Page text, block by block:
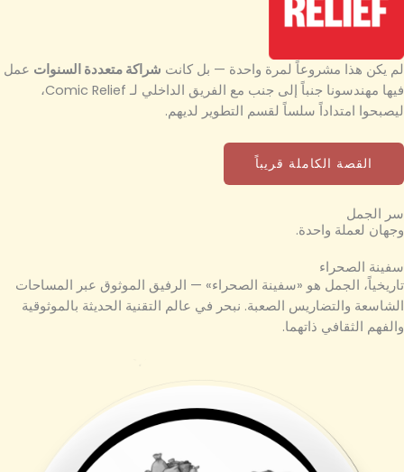
لم يكن هذا مشروعاً لمرة واحدة — بل كانت شراكة متعددة السنوات عمل
فيها مهندسونا جنباً إلى جنب مع الفريق الداخلي لـ Comic Relief،
ليصبحوا امتداداً سلساً لقسم التطوير لديهم.
القصة الكاملة قريباً
سر الجمل
وجهان لعملة واحدة.
سفينة الصحراء
تاريخياً، الجمل هو «سفينة الصحراء» — الرفيق الموثوق عبر المساحات
الشاسعة والتضاريس الصعبة. نبحر في عالم التقنية الحديثة بالموثوقية
والفهم الثقافي ذاتهما.